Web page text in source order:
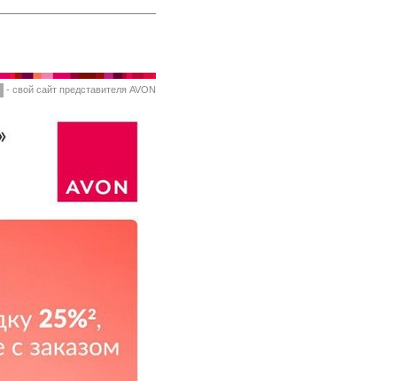
- свой сайт представителя AVON